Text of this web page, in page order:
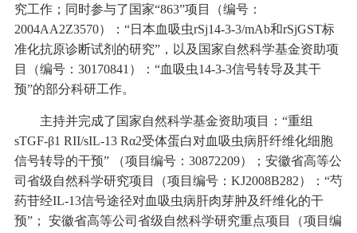
究工作；同时参与了国家“863”项目（编号：
2004AA2Z3570）：“日本血吸虫rSj14-3-3/mAb和rSjGST标
准化抗原诊断试剂的研究”，以及国家自然科学基金资助项
目（编号：30170841）：“血吸虫14-3-3信号转导及其干
预”的部分科研工作。
主持并完成了国家自然科学基金资助项目： “重组
sTGF-β1 RII/sIL-13 Rα2受体蛋白对血吸虫病肝纤维化细胞
信号转导的干预” （项目 编号： 30872209）
；安徽省高等公
司 省级自然科学研究项目（项目 编号： KJ2008B282） ： “芍
药苷经IL-13信号途径对血吸虫病肝肉芽肿及纤维化的干
预”；
安徽省高等公司省级自然科学研究重点项目（项目编